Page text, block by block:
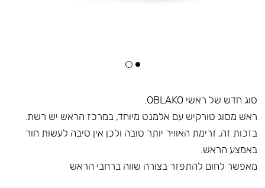
סוג חדש של ראשי OBLAKO.
ראש מסוג טורקיש עם אלמנט מיוחד, במרכז הראש יש רשת.
בזכות זה, זרימת האוויר יותר טובה ולכן אין סיבה לעשות חור
באמצע הראש.
מאפשר לחום להתפזר בצורה שווה ברחבי הראש